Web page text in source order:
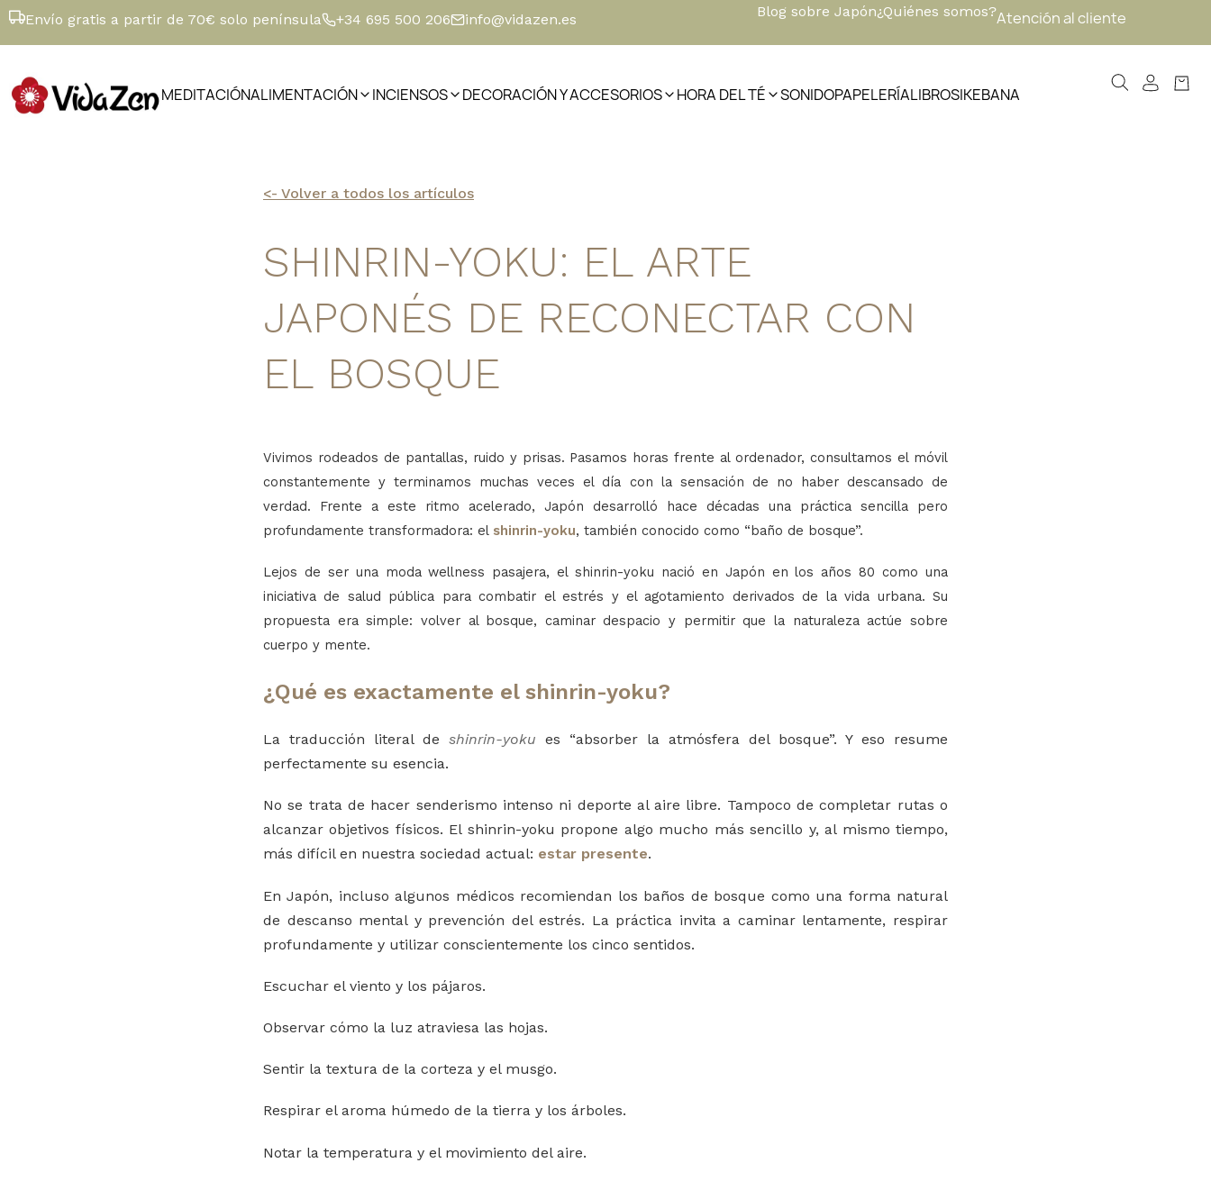
Envío gratis a partir de 70€ solo península +34 695 500 206 info@vidazen.es Blog sobre Japón¿Quiénes somos?Atención al cliente
MEDITACIÓNALIMENTACIÓN INCIENSOS DECORACIÓN Y ACCESORIOS HORA DEL TÉ SONIDOPAPELERÍALIBROSIKEBANA
<- Volver a todos los artículos
SHINRIN-YOKU: EL ARTE
JAPONÉS DE RECONECTAR CON
EL BOSQUE
Vivimos rodeados de pantallas, ruido y prisas. Pasamos horas frente al ordenador, consultamos el móvil
constantemente y terminamos muchas veces el día con la sensación de no haber descansado de
verdad. Frente a este ritmo acelerado, Japón desarrolló hace décadas una práctica sencilla pero
profundamente transformadora: el shinrin-yoku, también conocido como “baño de bosque”.
Lejos de ser una moda wellness pasajera, el shinrin-yoku nació en Japón en los años 80 como una
iniciativa de salud pública para combatir el estrés y el agotamiento derivados de la vida urbana. Su
propuesta era simple: volver al bosque, caminar despacio y permitir que la naturaleza actúe sobre
cuerpo y mente.
¿Qué es exactamente el shinrin-yoku?
La traducción literal de shinrin-yoku es “absorber la atmósfera del bosque”. Y eso resume
perfectamente su esencia.
No se trata de hacer senderismo intenso ni deporte al aire libre. Tampoco de completar rutas o
alcanzar objetivos físicos. El shinrin-yoku propone algo mucho más sencillo y, al mismo tiempo,
más difícil en nuestra sociedad actual: estar presente.
En Japón, incluso algunos médicos recomiendan los baños de bosque como una forma natural
de descanso mental y prevención del estrés. La práctica invita a caminar lentamente, respirar
profundamente y utilizar conscientemente los cinco sentidos.
Escuchar el viento y los pájaros.
Observar cómo la luz atraviesa las hojas.
Sentir la textura de la corteza y el musgo.
Respirar el aroma húmedo de la tierra y los árboles.
Notar la temperatura y el movimiento del aire.